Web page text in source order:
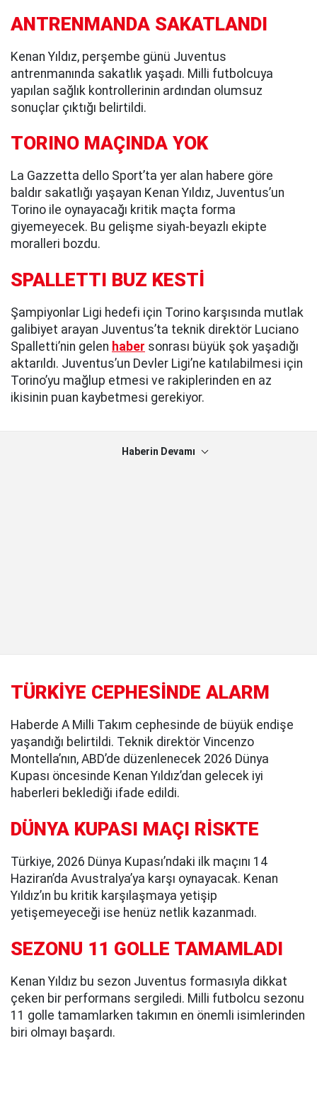
ANTRENMANDA SAKATLANDI
Kenan Yıldız, perşembe günü Juventus
antrenmanında sakatlık yaşadı. Milli futbolcuya
yapılan sağlık kontrollerinin ardından olumsuz
sonuçlar çıktığı belirtildi.
TORINO MAÇINDA YOK
La Gazzetta dello Sport’ta yer alan habere göre
baldır sakatlığı yaşayan Kenan Yıldız, Juventus’un
Torino ile oynayacağı kritik maçta forma
giyemeyecek. Bu gelişme siyah-beyazlı ekipte
moralleri bozdu.
SPALLETTI BUZ KESTİ
Şampiyonlar Ligi hedefi için Torino karşısında mutlak
galibiyet arayan Juventus’ta teknik direktör Luciano
Spalletti’nin gelen haber sonrası büyük şok yaşadığı
aktarıldı. Juventus’un Devler Ligi’ne katılabilmesi için
Torino’yu mağlup etmesi ve rakiplerinden en az
ikisinin puan kaybetmesi gerekiyor.
Haberin Devamı
TÜRKİYE CEPHESİNDE ALARM
Haberde A Milli Takım cephesinde de büyük endişe
yaşandığı belirtildi. Teknik direktör Vincenzo
Montella’nın, ABD’de düzenlenecek 2026 Dünya
Kupası öncesinde Kenan Yıldız’dan gelecek iyi
haberleri beklediği ifade edildi.
DÜNYA KUPASI MAÇI RİSKTE
Türkiye, 2026 Dünya Kupası’ndaki ilk maçını 14
Haziran’da Avustralya’ya karşı oynayacak. Kenan
Yıldız’ın bu kritik karşılaşmaya yetişip
yetişemeyeceği ise henüz netlik kazanmadı.
SEZONU 11 GOLLE TAMAMLADI
Kenan Yıldız bu sezon Juventus formasıyla dikkat
çeken bir performans sergiledi. Milli futbolcu sezonu
11 golle tamamlarken takımın en önemli isimlerinden
biri olmayı başardı.